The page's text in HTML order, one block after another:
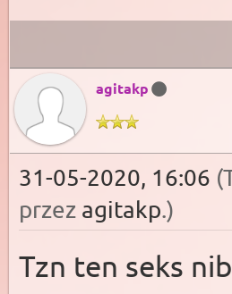
agitakp
31-05-2020, 16:06
przez agitakp.)
Tzn ten seks